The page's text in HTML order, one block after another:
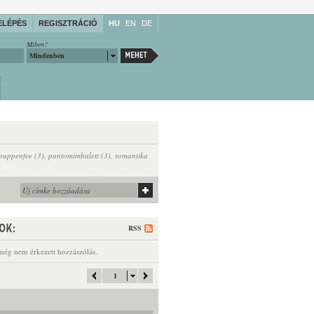
REGISZTRÁCIÓ HU EN DE
Miben?
Mindenben
(3), pantomimbalett (3), romantika
RSS
nem érkezett hozzászólás.
1